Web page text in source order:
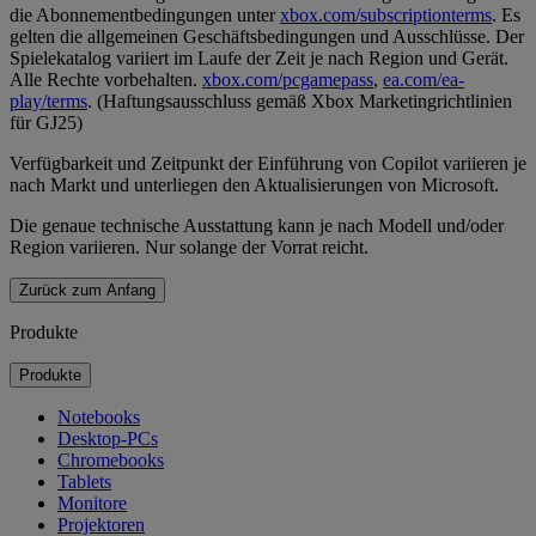
die Abonnementbedingungen unterxbox.com/subscriptionterms. Es
gelten die allgemeinen Geschäftsbedingungen und Ausschlüsse. Der
Spielekatalog variiert im Laufe der Zeit je nach Region und Gerät.
Alle Rechte vorbehalten. xbox.com/pcgamepass, ea.com/ea-
play/terms. (Haftungsausschluss gemäß Xbox Marketingrichtlinien
für GJ25)
Verfügbarkeit und Zeitpunkt der Einführung von Copilot variieren je
nach Markt und unterliegen den Aktualisierungen von Microsoft.
Die genaue technische Ausstattung kann je nach Modell und/oder
Region variieren. Nur solange der Vorrat reicht.
Zurück zum Anfang
Produkte
Produkte
Notebooks
Desktop-PCs
Chromebooks
Tablets
Monitore
Projektoren